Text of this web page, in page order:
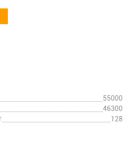
55000
46300
128